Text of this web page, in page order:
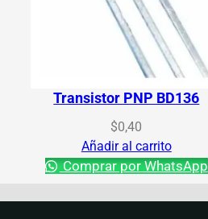
Transistor PNP BD136
$0,40
Añadir al carrito
Comprar por WhatsApp